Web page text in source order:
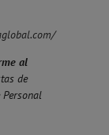
al
de
Personal